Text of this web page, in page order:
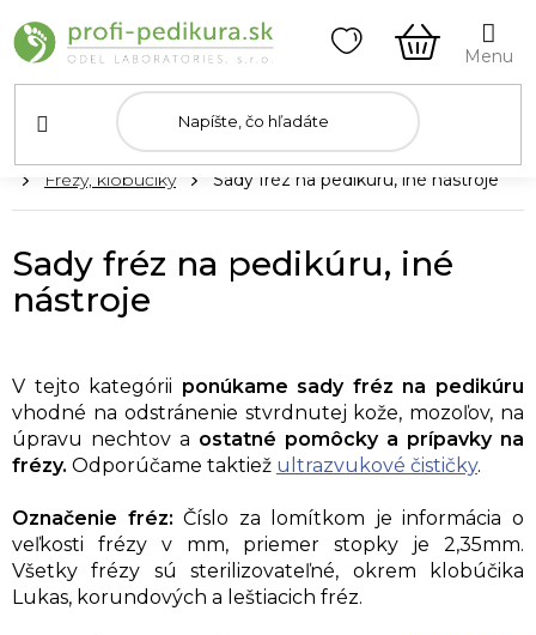
na
obsah
KOŠÍK
DomovFrézy, klobúčiky Sady fréz na pedikúru, iné nástroje
Sady fréz na pedikúru, iné
nástroje
V tejto kategórii ponúkame sady fréz na pedikúru
vhodné na odstránenie stvrdnutej kože, mozoľov, na
úpravu nechtov a ostatné pomôcky a prípavky na
frézy. Odporúčame taktiež ultrazvukové čističky.
Označenie fréz: Číslo za lomítkom je informácia o
veľkosti frézy v mm, priemer stopky je 2,35mm.
Všetky frézy sú sterilizovateľné, okrem klobúčika
Lukas, korundových a leštiacich fréz.